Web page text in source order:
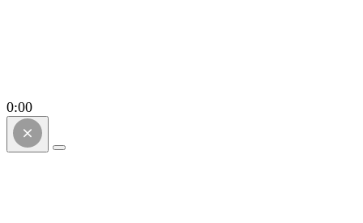
0:00